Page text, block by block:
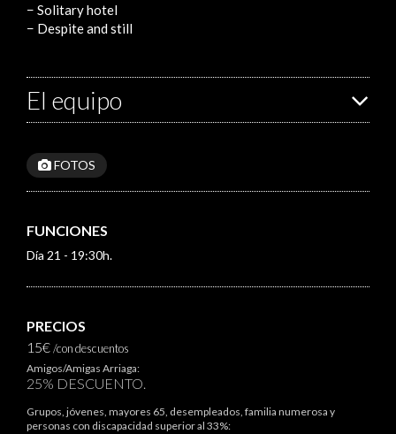
− Solitary hotel
− Despite and still
El equipo
FOTOS
FUNCIONES
Día 21 - 19:30h.
PRECIOS
15€/con descuentos
Amigos/Amigas Arriaga:
25% DESCUENTO.
Grupos, jóvenes, mayores 65, desempleados, familia numerosa y
personas con discapacidad superior al 33%: